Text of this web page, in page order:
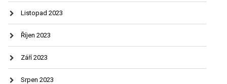
Listopad 2023
Říjen 2023
Září 2023
Srpen 2023